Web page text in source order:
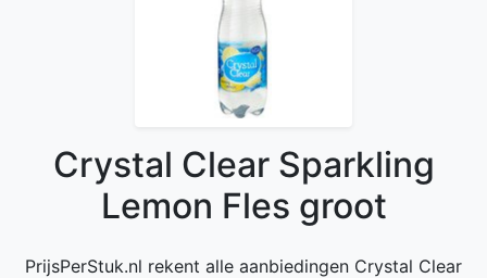
Crystal Clear Sparkling
Lemon Fles groot
PrijsPerStuk.nl rekent alle aanbiedingen Crystal Clear